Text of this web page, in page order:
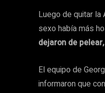
Luego de quitar
sexo había más
dejaron de
El equipo de
informaron que